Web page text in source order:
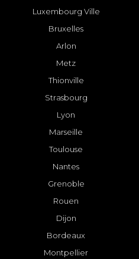
Luxembourg Ville
Bruxelles
Arlon
Metz
Thionville
Strasbourg
Lyon
Marseille
Toulouse
Nantes
Grenoble
Rouen
Dijon
Bordeaux
Montpellier